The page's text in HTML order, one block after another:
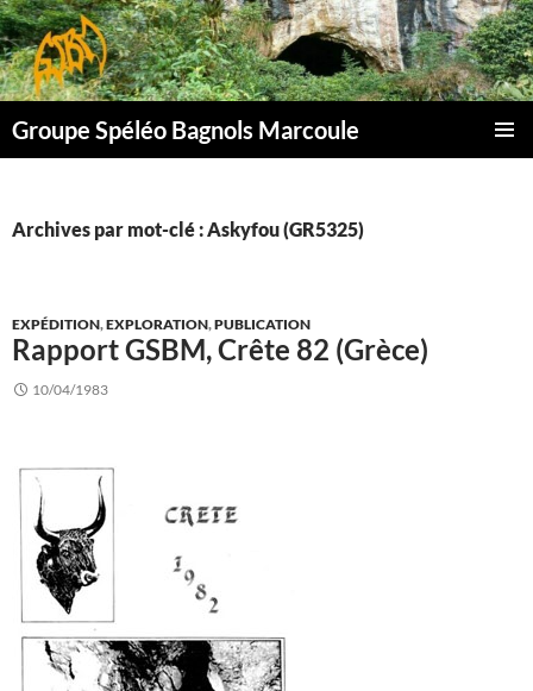
Aller
au
contenu
Groupe Spéléo Bagnols Marcoule
Archives par mot-clé : Askyfou (GR5325)
EXPÉDITION,EXPLORATION,PUBLICATION
Rapport GSBM, Crête 82 (Grèce)
10/04/1983